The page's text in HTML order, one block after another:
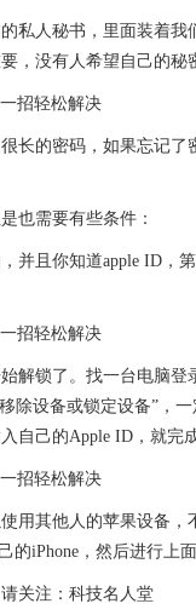
私人秘书，里面装着
，没有人希望自己的秘
长的密码，如果忘记
也需要有些条件：
并且你知道apple ID，
解锁了。找一台电脑登
除设备或锁定设备”，
自己的Apple ID，就完成
用其他人的苹果设备，
的iPhone，然后进行上
关注：科技名人堂